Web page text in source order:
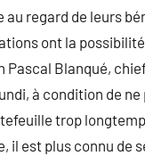
au regard de leurs
ont la
Pascal Blanqué,
à condition de ne
trop
il est plus connu de